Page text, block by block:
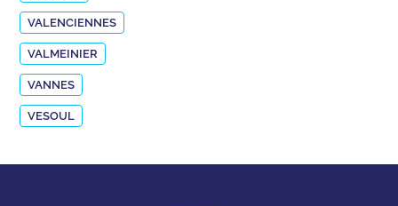
VALENCIENNES
VALMEINIER
VANNES
VESOUL